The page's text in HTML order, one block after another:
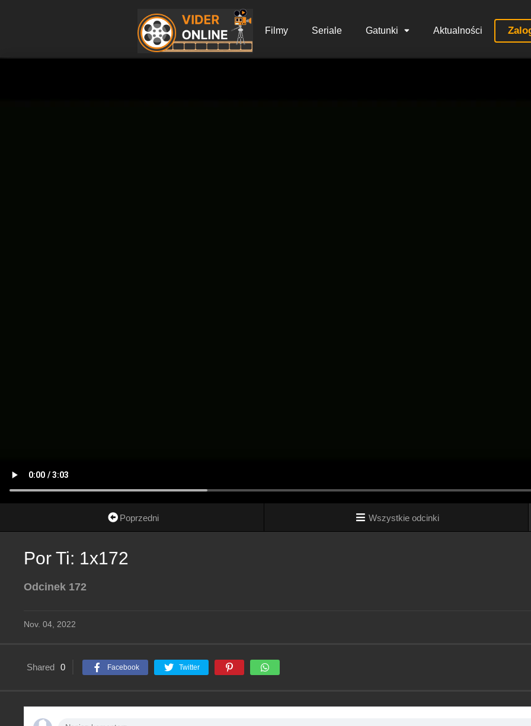
Filmy Seriale Gatunki Aktualności
Poprzedni Wszystkie odcinki
Por Ti: 1x172
Odcinek 172
Nov. 04, 2022
Shared 0 Facebook Twitter